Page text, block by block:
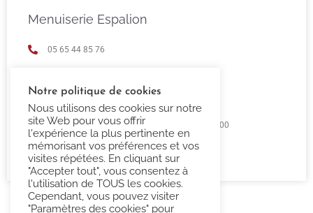
Menuiserie Espalion
05 65 44 85 76
23 Boulevard de Guizard 12500 Espalion
Lundi au Vendredi 9h00 -12h00 / 14h00 - 18h00
Fermé Samedi et Dimanche
Notre politique de cookies
Nous utilisons des cookies sur notre
site Web pour vous offrir
l'expérience la plus pertinente en
mémorisant vos préférences et vos
visites répétées. En cliquant sur
"Accepter tout", vous consentez à
l'utilisation de TOUS les cookies.
Cependant, vous pouvez visiter
"Paramètres des cookies" pour